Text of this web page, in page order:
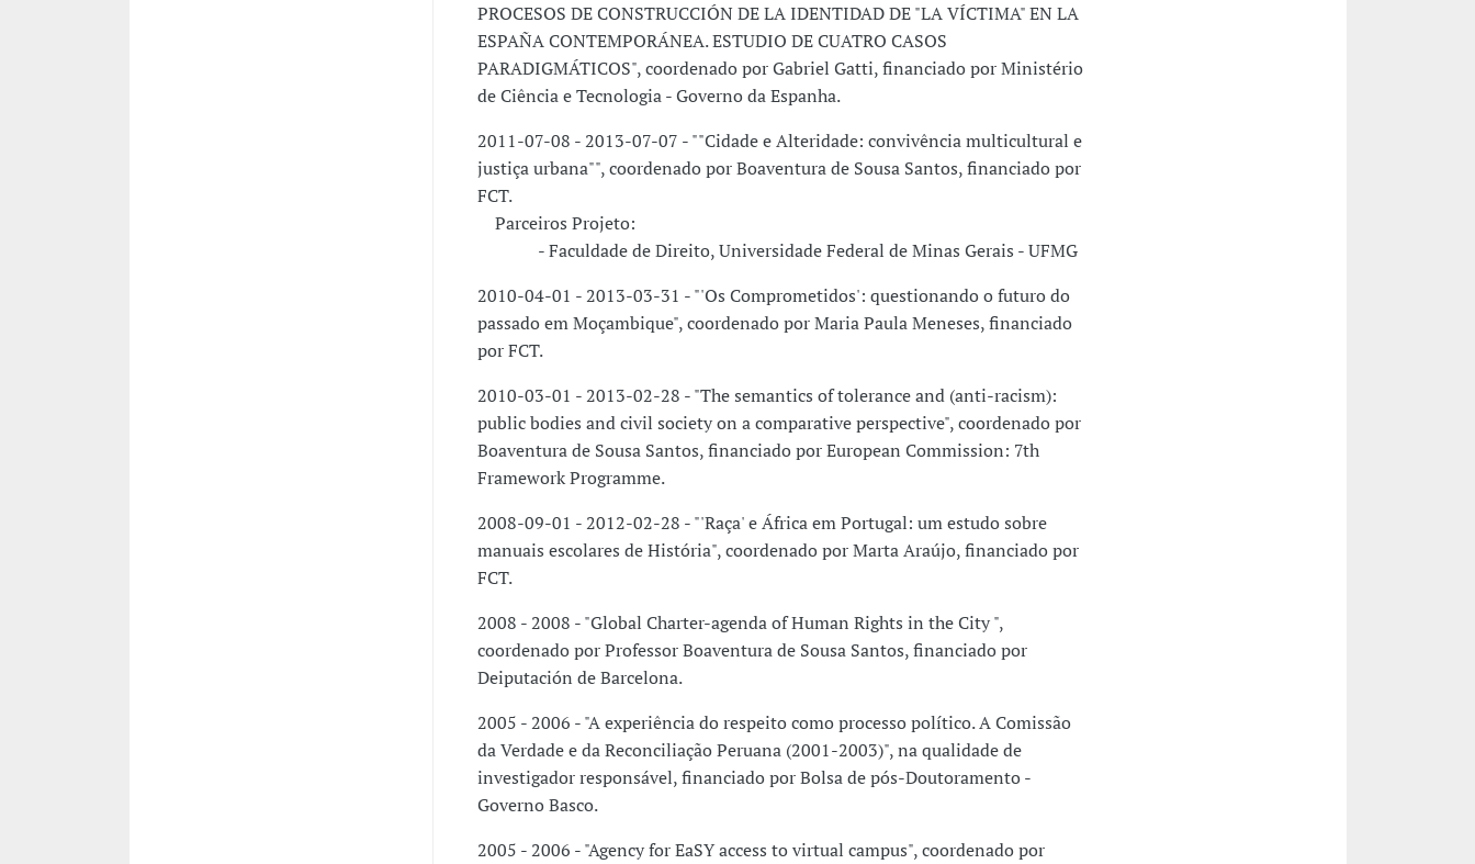
PROCESOS DE CONSTRUCCIÓN DE LA IDENTIDAD DE "LA VÍCTIMA" EN LA
ESPAÑA CONTEMPORÁNEA. ESTUDIO DE CUATRO CASOS
PARADIGMÁTICOS", coordenado por Gabriel Gatti, financiado por Ministério
de Ciência e Tecnologia - Governo da Espanha.
2011-07-08 - 2013-07-07 - ""Cidade e Alteridade: convivência multicultural e
justiça urbana"", coordenado por Boaventura de Sousa Santos, financiado por
FCT.
Parceiros Projeto:
- Faculdade de Direito, Universidade Federal de Minas Gerais - UFMG
2010-04-01 - 2013-03-31 - "'Os Comprometidos': questionando o futuro do
passado em Moçambique", coordenado por Maria Paula Meneses, financiado
por FCT.
2010-03-01 - 2013-02-28 - "The semantics of tolerance and (anti-racism):
public bodies and civil society on a comparative perspective", coordenado por
Boaventura de Sousa Santos, financiado por European Commission: 7th
Framework Programme.
2008-09-01 - 2012-02-28 - "'Raça' e África em Portugal: um estudo sobre
manuais escolares de História", coordenado por Marta Araújo, financiado por
FCT.
2008 - 2008 - "Global Charter-agenda of Human Rights in the City ",
coordenado por Professor Boaventura de Sousa Santos, financiado por
Deiputación de Barcelona.
2005 - 2006 - "A experiência do respeito como processo político. A Comissão
da Verdade e da Reconciliação Peruana (2001-2003)", na qualidade de
investigador responsável, financiado por Bolsa de pós-Doutoramento -
Governo Basco.
2005 - 2006 - "Agency for EaSY access to virtual campus", coordenado por